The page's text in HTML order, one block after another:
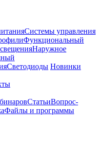
Системы управления
Функциональный
Наружное
Светодиоды Новинки
СтатьиВопрос-
Файлы и программы